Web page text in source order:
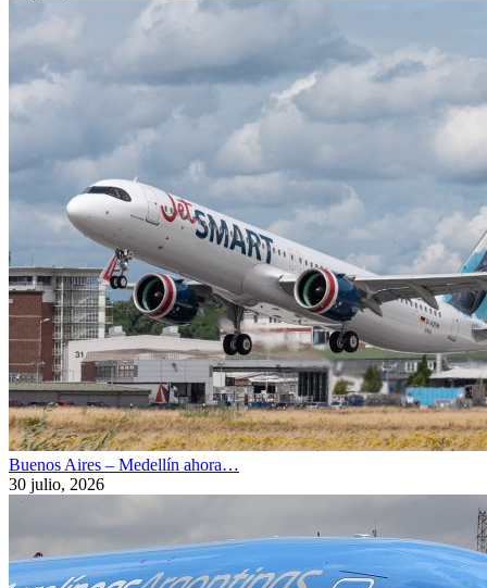
Buenos Aires – Medellín ahora…
30 julio, 2026